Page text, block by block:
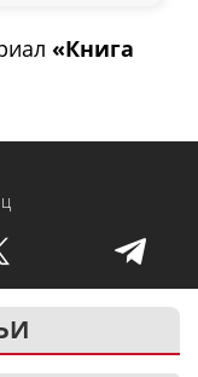
«Книга